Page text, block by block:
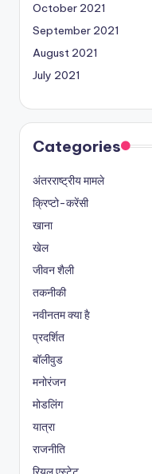
October 2021
September 2021
August 2021
July 2021
Categories
अंतरराष्ट्रीय मामले
क्रिप्टो-करेंसी
खाना
खेल
जीवन शैली
तकनीकी
नवीनतम क्या है
प्रदर्शित
बॉलीवुड
मनोरंजन
मोडलिंग
यात्रा
राजनीति